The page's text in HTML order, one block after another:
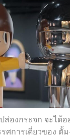
ส่องกระจก จะได้
ศการเดี่ยวของ ตั้